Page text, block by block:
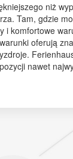
niż
Tam, gdzie
i komfortowe
oferują
nawet